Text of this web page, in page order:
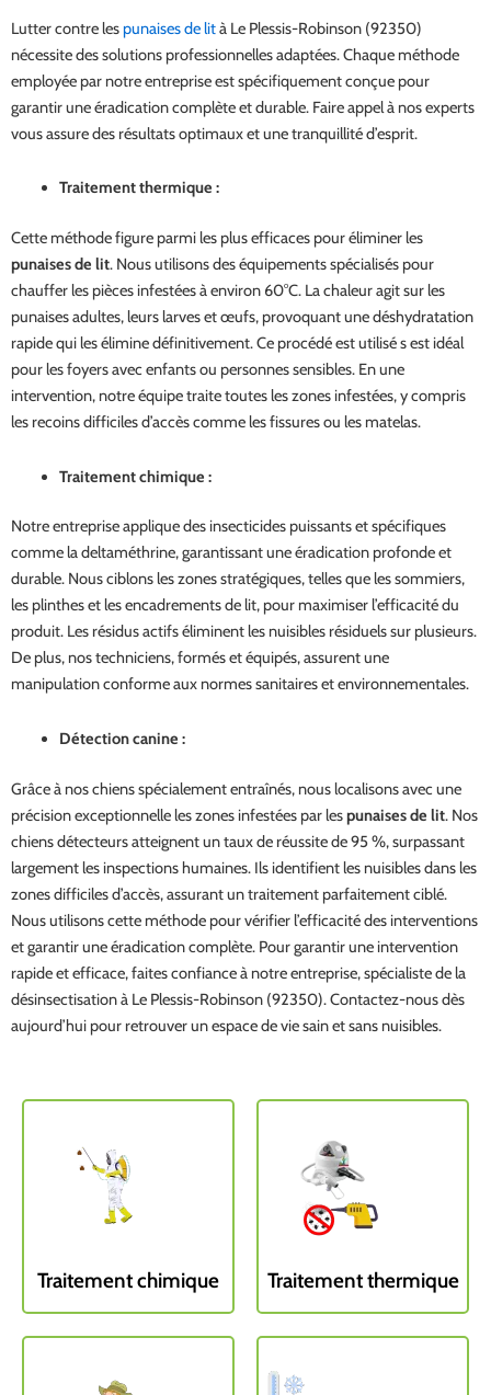
Lutter contre lespunaises de lità Le Plessis-Robinson (92350)
nécessite des solutions professionnelles adaptées. Chaque méthode
employée par notre entreprise est spécifiquement conçue pour
garantir une éradication complète et durable. Faire appel à nos experts
vous assure des résultats optimaux et une tranquillité d’esprit.
Traitement thermique :
Cette méthode figure parmi les plus efficaces pour éliminer les
punaises de lit. Nous utilisons des équipements spécialisés pour
chauffer les pièces infestées à environ 60°C. La chaleur agit sur les
punaises adultes, leurs larves et œufs, provoquant une déshydratation
rapide qui les élimine définitivement. Ce procédé est utilisé s est idéal
pour les foyers avec enfants ou personnes sensibles. En une
intervention, notre équipe traite toutes les zones infestées, y compris
les recoins difficiles d’accès comme les fissures ou les matelas.
Traitement chimique :
Notre entreprise applique des insecticides puissants et spécifiques
comme la deltaméthrine, garantissant une éradication profonde et
durable. Nous ciblons les zones stratégiques, telles que les sommiers,
les plinthes et les encadrements de lit, pour maximiser l’efficacité du
produit. Les résidus actifs éliminent les nuisibles résiduels sur plusieurs.
De plus, nos techniciens, formés et équipés, assurent une
manipulation conforme aux normes sanitaires et environnementales.
Détection canine :
Grâce à nos chiens spécialement entraînés, nous localisons avec une
précision exceptionnelle les zones infestées par lespunaises de lit. Nos
chiens détecteurs atteignent un taux de réussite de 95 %, surpassant
largement les inspections humaines. Ils identifient les nuisibles dans les
zones difficiles d’accès, assurant un traitement parfaitement ciblé.
Nous utilisons cette méthode pour vérifier l’efficacité des interventions
et garantir une éradication complète. Pour garantir une intervention
rapide et efficace, faites confiance à notre entreprise, spécialiste de la
désinsectisation à Le Plessis-Robinson (92350). Contactez-nous dès
aujourd’hui pour retrouver un espace de vie sain et sans nuisibles.
Traitement chimique Traitement thermique